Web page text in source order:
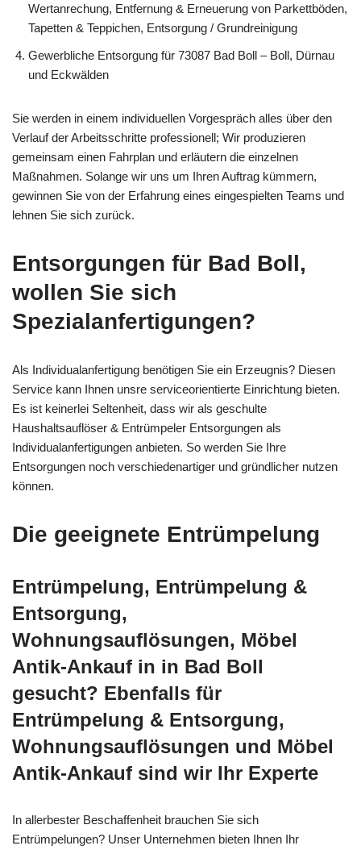
Wertanrechung, Entfernung & Erneuerung von Parkettböden,
Tapetten & Teppichen, Entsorgung / Grundreinigung
Gewerbliche Entsorgung für 73087 Bad Boll – Boll, Dürnau
und Eckwälden
Sie werden in einem individuellen Vorgespräch alles über den
Verlauf der Arbeitsschritte professionell; Wir produzieren
gemeinsam einen Fahrplan und erläutern die einzelnen
Maßnahmen. Solange wir uns um Ihren Auftrag kümmern,
gewinnen Sie von der Erfahrung eines eingespielten Teams und
lehnen Sie sich zurück.
Entsorgungen für Bad Boll,
wollen Sie sich
Spezialanfertigungen?
Als Individualanfertigung benötigen Sie ein Erzeugnis? Diesen
Service kann Ihnen unsre serviceorientierte Einrichtung bieten.
Es ist keinerlei Seltenheit, dass wir als geschulte
Haushaltsauflöser & Entrümpeler Entsorgungen als
Individualanfertigungen anbieten. So werden Sie Ihre
Entsorgungen noch verschiedenartiger und gründlicher nutzen
können.
Die geeignete Entrümpelung
Entrümpelung, Entrümpelung &
Entsorgung,
Wohnungsauflösungen, Möbel
Antik-Ankauf in in Bad Boll
gesucht? Ebenfalls für
Entrümpelung & Entsorgung,
Wohnungsauflösungen und Möbel
Antik-Ankauf sind wir Ihr Experte
In allerbester Beschaffenheit brauchen Sie sich
Entrümpelungen? Unser Unternehmen bieten Ihnen Ihr